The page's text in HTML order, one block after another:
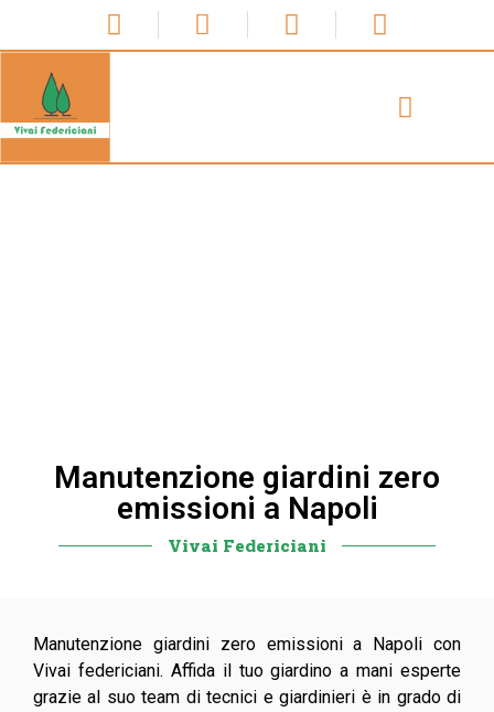
Manutenzione giardini zero
emissioni a Napoli
Vivai Federiciani
Manutenzione giardini zero emissioni a Napoli con
Vivai federiciani. Affida il tuo giardino a mani esperte
grazie al suo team di tecnici e giardinieri è in grado di